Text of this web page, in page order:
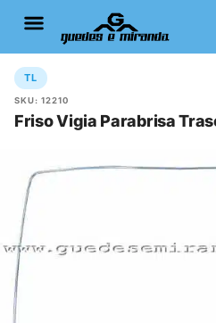
TL
SKU: 12210
Friso Vigia Parabrisa